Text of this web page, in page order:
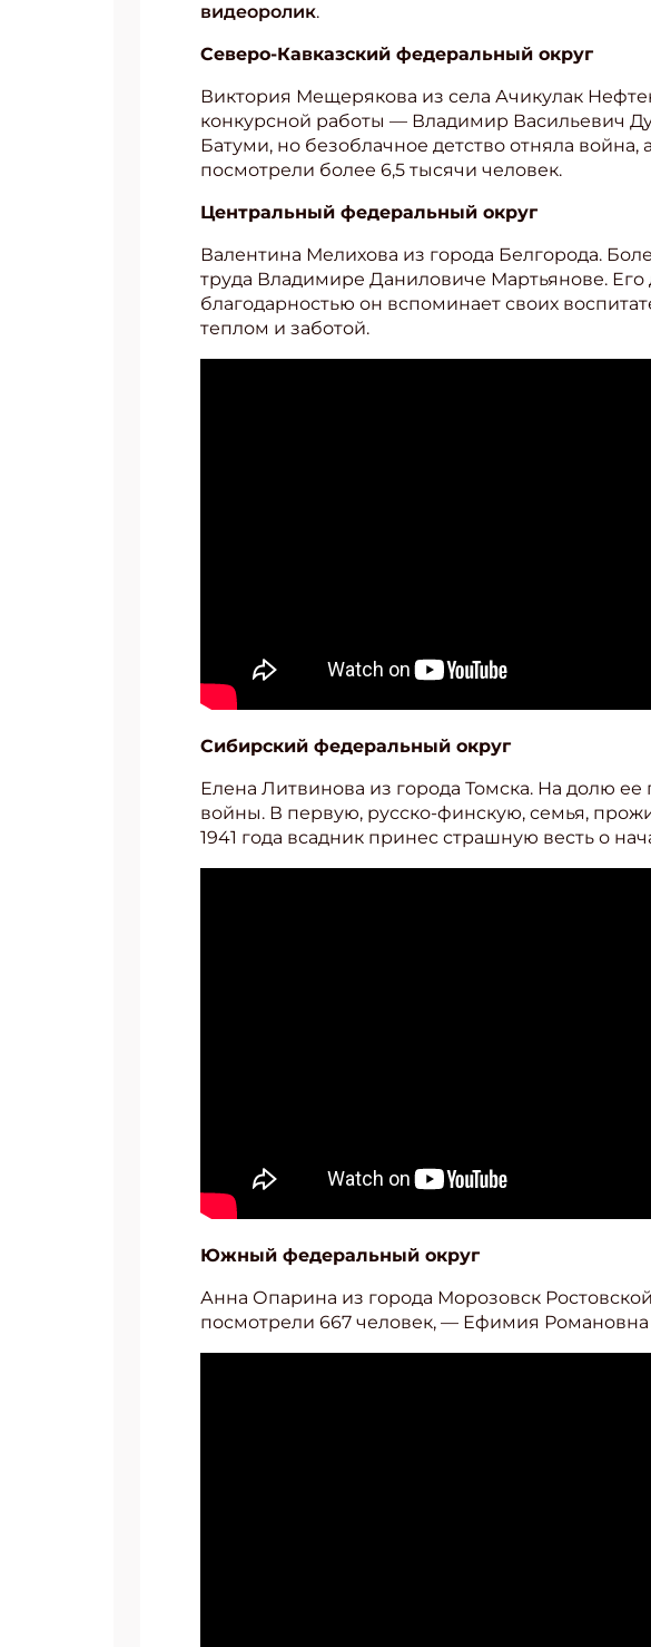
видеоролик.
Северо-Кавказский федеральный округ
Виктория Мещерякова из села Ачикулак
конкурсной работы — Владимир Васильевич
Батуми, но безоблачное детство отняла
посмотрели более 6,5 тысячи человек.
Центральный федеральный округ
Валентина Мелихова из города Белгорода.
труда Владимире Даниловиче Мартьянове.
благодарностью он вспоминает своих
теплом и заботой.
Сибирский федеральный округ
Елена Литвинова из города Томска. На долю
войны. В первую, русско-финскую, семья,
1941 года всадник принес страшную весть о
Южный федеральный округ
Анна Опарина из города Морозовск
посмотрели 667 человек, — Ефимия
Укажите имя